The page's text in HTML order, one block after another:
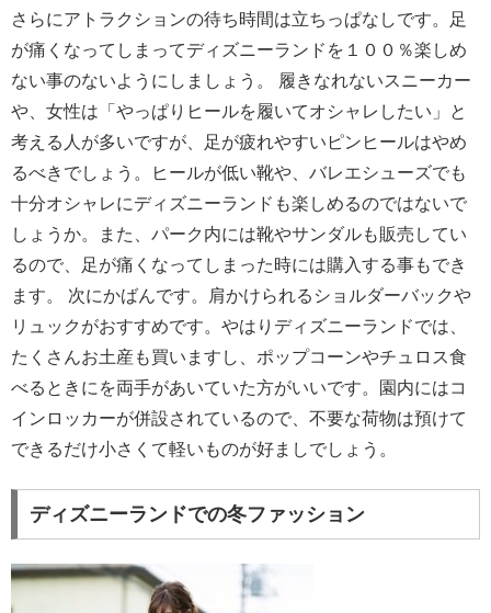
さらにアトラクションの待ち時間は立ちっぱなしです。足
が痛くなってしまってディズニーランドを１００％楽しめ
ない事のないようにしましょう。 履きなれないスニーカー
や、女性は「やっぱりヒールを履いてオシャレしたい」と
考える人が多いですが、足が疲れやすいピンヒールはやめ
るべきでしょう。ヒールが低い靴や、バレエシューズでも
十分オシャレにディズニーランドも楽しめるのではないで
しょうか。また、パーク内には靴やサンダルも販売してい
るので、足が痛くなってしまった時には購入する事もでき
ます。 次にかばんです。肩かけられるショルダーバックや
リュックがおすすめです。やはりディズニーランドでは、
たくさんお土産も買いますし、ポップコーンやチュロス食
べるときにを両手があいていた方がいいです。園内にはコ
インロッカーが併設されているので、不要な荷物は預けて
できるだけ小さくて軽いものが好ましでしょう。
ディズニーランドでの冬ファッション